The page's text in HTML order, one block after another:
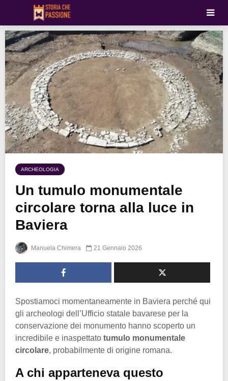
ARCHEOLOGIA
Un tumulo monumentale
circolare torna alla luce in
Baviera
Manuela Chimera 21 Gennaio 2026
Spostiamoci momentaneamente in Baviera perché qui
gli archeologi dell’Ufficio statale bavarese per la
conservazione dei monumento hanno scoperto un
incredibile e inaspettato tumulo monumentale
circolare, probabilmente di origine romana.
A chi apparteneva questo